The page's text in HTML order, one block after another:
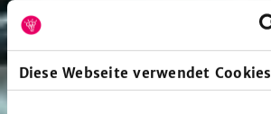
Diese Webseite verwendet Cookies